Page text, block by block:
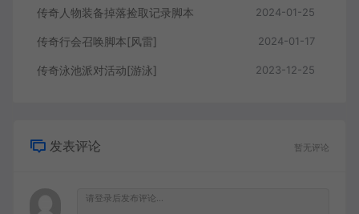
传奇人物装备掉落捡取记录脚本 2024-01-25
传奇行会召唤脚本[风雷] 2024-01-17
传奇泳池派对活动[游泳] 2023-12-25
发表评论 暂无评论